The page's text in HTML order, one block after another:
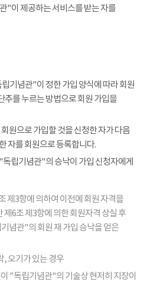
"이 제공하는 서비스를 받는 자를
기념관"이 정한 가입 양식에 따라 회원
를 누르는 방법으로 회원 가입을
원으로 가입할 것을 신청한 자가 다음
자를 회원으로 등록합니다.
립기념관"의 승낙이 가입 신청자에게
제3항에 의하여 이전에 회원 자격을
제6조 제3항에 의한 회원자격 상실 후
념관"의 회원 재 가입 승낙을 얻은
, 오기가 있는 경우
"독립기념관"의 기술상 현저히 지장이